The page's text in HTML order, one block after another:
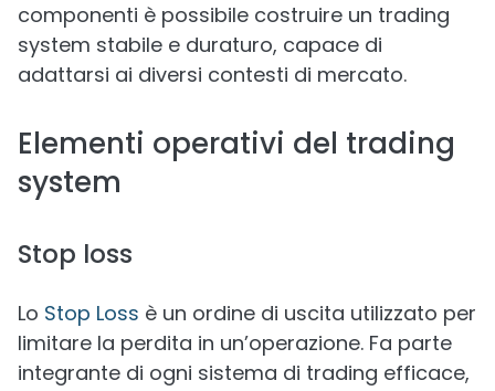
componenti è possibile costruire un trading
system stabile e duraturo, capace di
adattarsi ai diversi contesti di mercato.
Elementi operativi del trading
system
Stop loss
Lo Stop Loss è un ordine di uscita utilizzato per
limitare la perdita in un’operazione. Fa parte
integrante di ogni sistema di trading efficace,